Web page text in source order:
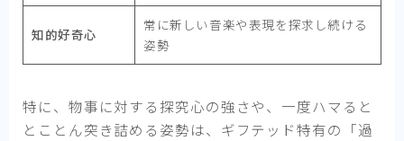
知的好奇心
常に新しい音楽や表現を探求し続ける
姿勢
特に、物事に対する探究心の強さや、一度ハマると
とことん突き詰める姿勢は、ギフテッド特有の「過